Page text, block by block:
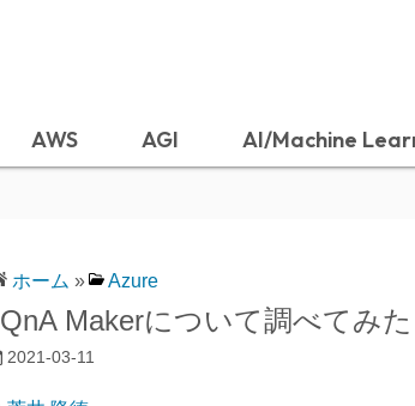
AWS AGI AI/Machine
ホーム » Azure
QnA Makerについて調べてみ
2021-03-11